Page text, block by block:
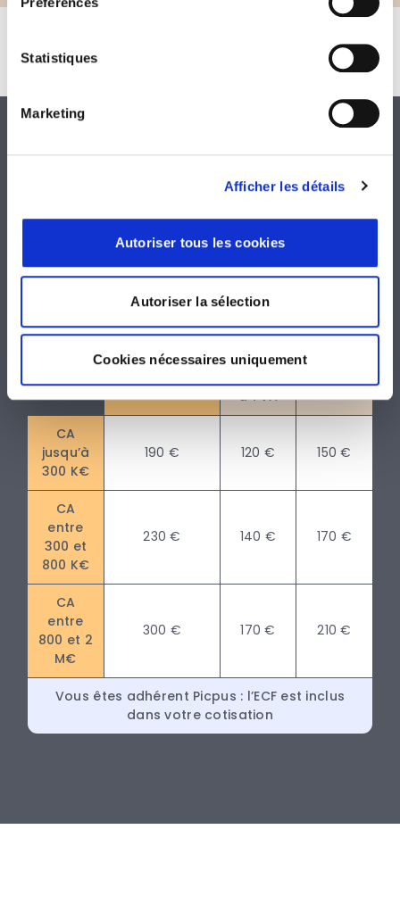
Statistiques
Marketing
Afficher les détails
Autoriser tous les cookies
Autoriser la sélection
Cookies nécessaires uniquement
Nos tarifs HT 2026
Artisans,
commerçants,
prestataires
de services
Indépendants,
professions
libérales, BNC
Non
à TVA
à TVA
CA
jusqu’à
300 K€
190 € 120 € 150 €
CA
entre
300 et
800 K€
230 € 140 € 170 €
CA
entre
800 et 2
M€
300 € 170 € 210 €
Vous êtes adhérent Picpus : l’ECF est inclus
dans votre cotisation